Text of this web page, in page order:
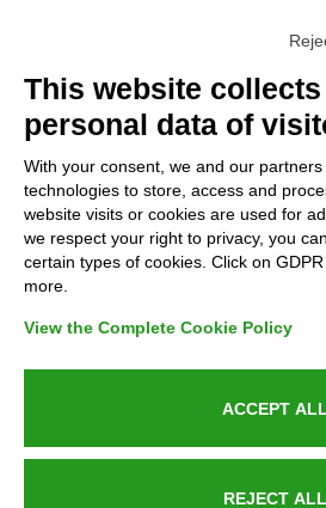
Refunds and
Contacts
P.IVA 05538100727 - C.so Italia
This website
personal data of
With your consent, we and our
technologies to store, access and
website visits or cookies are used for
we respect your right to privacy, you
certain types of cookies. Click on
more.
View the Complete Cookie Policy
ACCEPT ALL
REJECT ALL